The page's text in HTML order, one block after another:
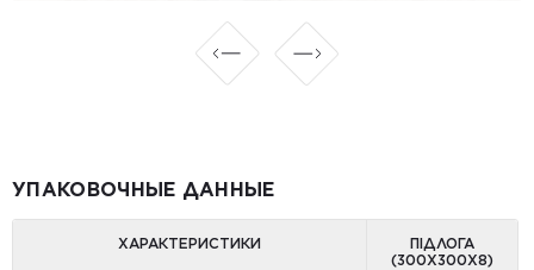
УПАКОВОЧНЫЕ ДАННЫЕ
ХАРАКТЕРИСТИКИ
ПІДЛОГА
(300Х300Х8)